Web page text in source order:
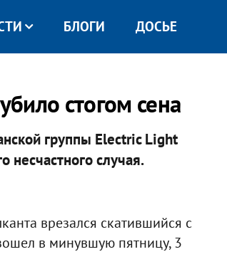
БЛОГИ ДОСЬЕ
стогом сена
группы Electric Light
несчастного случая.
врезался скатившийся с
в минувшую пятницу, 3